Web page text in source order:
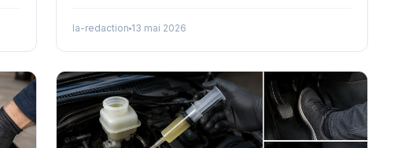
la-redaction 13 mai 2026